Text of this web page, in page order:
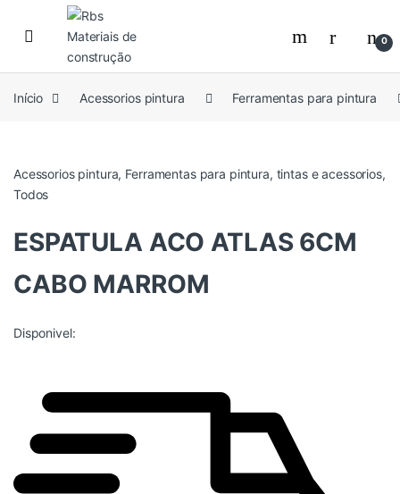
Skip to navigation
Skip to content
0
Início Acessorios pintura Ferramentas para pintura
Acessorios pintura, Ferramentas para pintura, tintas e acessorios,
Todos
ESPATULA ACO ATLAS 6CM
CABO MARROM
Disponivel: